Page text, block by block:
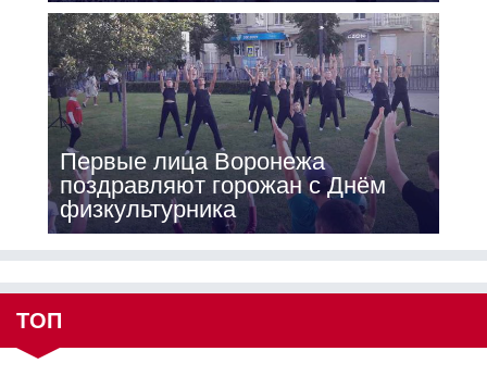
Первые лица Воронежа
поздравляют горожан с Днём
физкультурника
ТОП